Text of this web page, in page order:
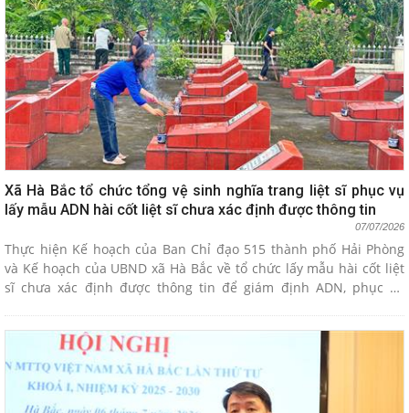
Xã Hà Bắc tổ chức tổng vệ sinh nghĩa trang liệt sĩ phục vụ
lấy mẫu ADN hài cốt liệt sĩ chưa xác định được thông tin
07/07/2026
Thực hiện Kế hoạch của Ban Chỉ đạo 515 thành phố Hải Phòng
và Kế hoạch của UBND xã Hà Bắc về tổ chức lấy mẫu hài cốt liệt
sĩ chưa xác định được thông tin để giám định ADN, phục vụ
và xác định danh tính hài cốt liệt sĩ. Sáng ngày 7/7/2026, Đoàn
thanh niên xã Hà Bắc đã phối hợp với các đoàn thể chính trị xã
hội và đoàn trường THPT Hà Bắc tổ chức ra quân dọn vệ sinh,
chỉnh quan cảnh quan Nghĩa trang liệt sĩ Cẩm Chế và nghĩa
trang liệt sĩ Việt Hồng.